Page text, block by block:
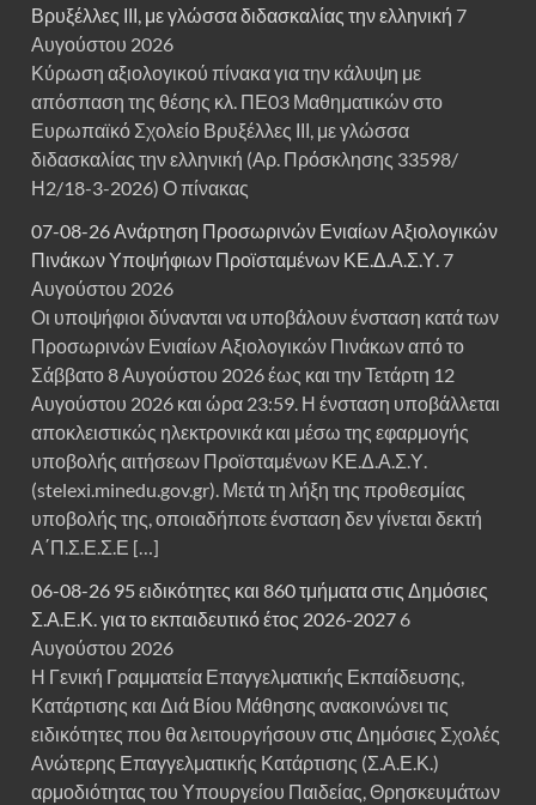
Βρυξέλλες ΙΙΙ, με γλώσσα διδασκαλίας την ελληνική 7
Αυγούστου 2026
Κύρωση αξιολογικού πίνακα για την κάλυψη με
απόσπαση της θέσης κλ. ΠΕ03 Μαθηματικών στο
Ευρωπαϊκό Σχολείο Βρυξέλλες ΙΙΙ, με γλώσσα
διδασκαλίας την ελληνική (Αρ. Πρόσκλησης 33598/
Η2/18-3-2026) Ο πίνακας
07-08-26 Ανάρτηση Προσωρινών Ενιαίων Αξιολογικών
Πινάκων Υποψήφιων Προϊσταμένων ΚΕ.Δ.Α.Σ.Υ. 7
Αυγούστου 2026
Οι υποψήφιοι δύνανται να υποβάλουν ένσταση κατά των
Προσωρινών Ενιαίων Αξιολογικών Πινάκων από το
Σάββατο 8 Αυγούστου 2026 έως και την Τετάρτη 12
Αυγούστου 2026 και ώρα 23:59. Η ένσταση υποβάλλεται
αποκλειστικώς ηλεκτρονικά και μέσω της εφαρμογής
υποβολής αιτήσεων Προϊσταμένων ΚΕ.Δ.Α.Σ.Υ.
(stelexi.minedu.gov.gr). Μετά τη λήξη της προθεσμίας
υποβολής της, οποιαδήποτε ένσταση δεν γίνεται δεκτή
Α΄Π.Σ.Ε.Σ.Ε […]
06-08-26 95 ειδικότητες και 860 τμήματα στις Δημόσιες
Σ.Α.Ε.Κ. για το εκπαιδευτικό έτος 2026-2027 6
Αυγούστου 2026
Η Γενική Γραμματεία Επαγγελματικής Εκπαίδευσης,
Κατάρτισης και Διά Βίου Μάθησης ανακοινώνει τις
ειδικότητες που θα λειτουργήσουν στις Δημόσιες Σχολές
Ανώτερης Επαγγελματικής Κατάρτισης (Σ.Α.Ε.Κ.)
αρμοδιότητας του Υπουργείου Παιδείας, Θρησκευμάτων